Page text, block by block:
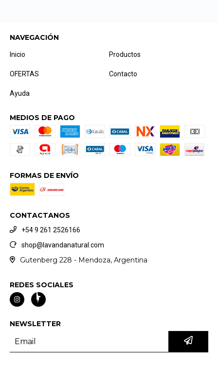
NAVEGACIÓN
Inicio Productos
OFERTAS Contacto
Ayuda
MEDIOS DE PAGO
FORMAS DE ENVÍO
CONTACTANOS
+54 9 261 2526166
shop@lavandanatural.com
Gutenberg 228 - Mendoza, Argentina
REDES SOCIALES
NEWSLETTER